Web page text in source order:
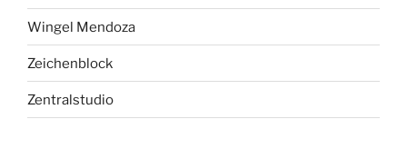
Wingel Mendoza
Zeichenblock
Zentralstudio